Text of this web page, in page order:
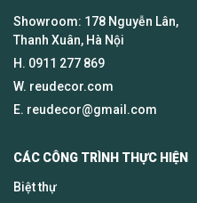
Showroom: 178 Nguyễn Lân,
Thanh Xuân, Hà Nội
H. 0911 277 869
W. reudecor.com
E. reudecor@gmail.com
CÁC CÔNG TRÌNH THỰC HIỆN
Biệt thự